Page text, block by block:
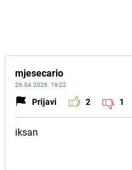
mjesecario
26.04.2026. 19:22
Prijavi 2 1
iksan